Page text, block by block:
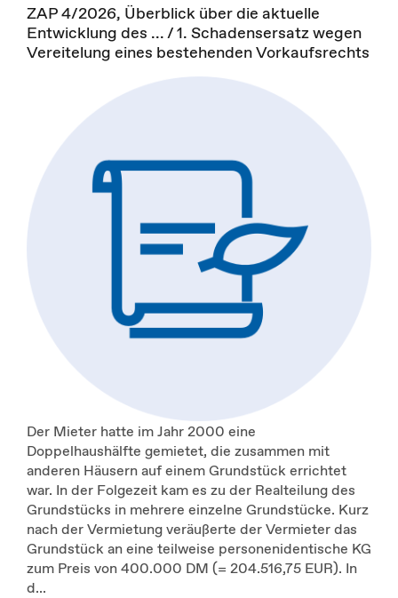
ZAP 4/2026, Überblick über die aktuelle
Entwicklung des ... / 1. Schadensersatz wegen
Vereitelung eines bestehenden Vorkaufsrechts
Der Mieter hatte im Jahr 2000 eine
Doppelhaushälfte gemietet, die zusammen mit
anderen Häusern auf einem Grundstück errichtet
war. In der Folgezeit kam es zu der Realteilung des
Grundstücks in mehrere einzelne Grundstücke. Kurz
nach der Vermietung veräußerte der Vermieter das
Grundstück an eine teilweise personenidentische KG
zum Preis von 400.000 DM (= 204.516,75 EUR). In
d...